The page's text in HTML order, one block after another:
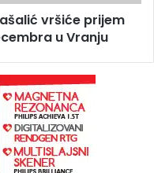
vršiće prijem
u Vranju